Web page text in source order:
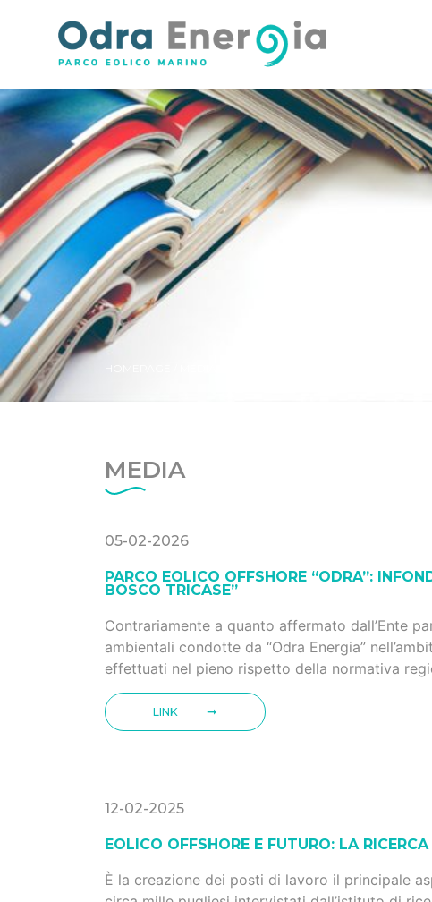
HOMEPAGE / MEDIA
MEDIA
05-02-2026
PARCO EOLICO OFFSHORE “ODRA”:
BOSCO TRICASE”
Contrariamente a quanto affermato dall’Ente
ambientali condotte da “Odra Energia”
effettuati nel pieno rispetto della normativa
LINK
12-02-2025
EOLICO OFFSHORE E FUTURO: LA
È la creazione dei posti di lavoro il principale